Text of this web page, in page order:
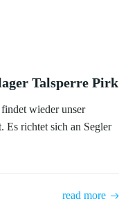
Talsperre Pirk
wieder unser
Es richtet sich an Segler
read more